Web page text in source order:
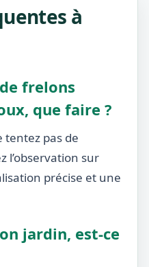
à
frelons
que faire ?
tentez pas de
l’observation sur
précise et une
jardin, est-ce